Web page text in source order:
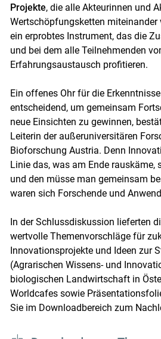
Projekte, die alle Akteurinnen und
Wertschöpfungsketten miteinander
ein erprobtes Instrument, das die
und bei dem alle Teilnehmenden
Erfahrungsaustausch profitieren.
Ein offenes Ohr für die
entscheidend, um gemeinsam
neue Einsichten zu gewinnen,
Leiterin der außeruniversitären
Bioforschung Austria. Denn
Linie das, was am Ende rauskäme,
und den müsse man gemeinsam
waren sich Forschende und
In der Schlussdiskussion lieferten
wertvolle Themenvorschläge für
Innovationsprojekte und Ideen zur
(Agrarischen Wissens- und
biologischen Landwirtschaft in
Worldcafes sowie
Sie im Downloadbereich zum